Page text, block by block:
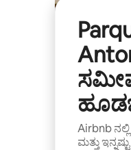
Airbnb
ಮತ್ತು